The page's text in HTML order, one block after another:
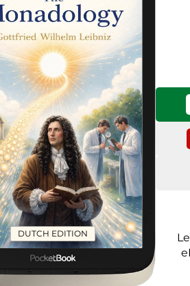
DUTCH EDITION